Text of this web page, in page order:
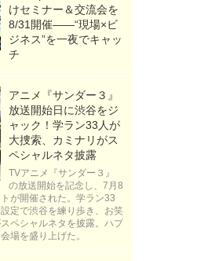
けセミナー＆交流会を
8/31開催――“現場×ビ
ジネス”を一夜でキャッ
チ
アニメ『サンダー３』
放送開始日に渋谷をジ
ャック！学ラン33人が
大捜索、カミナリがス
ペシャルネタ披露
TVアニメ『サンダー３』
の放送開始を記念し、7月8
が開催された。学ラン33
定で渋谷を練り歩き、お笑
ペシャルネタを披露。ハプ
場を盛り上げた。